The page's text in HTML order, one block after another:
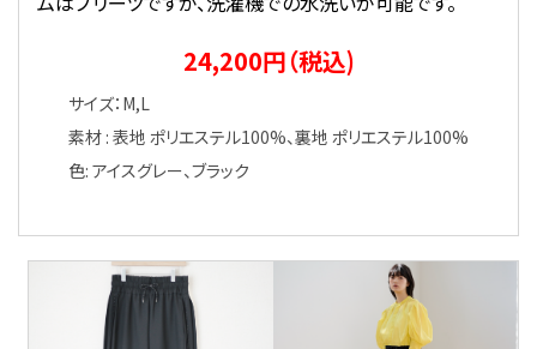
24,200円（税込)
サイズ：M,L
素材 : 表地 ポリエステル100%、裏地 ポリエステル100%
色: アイスグレー、ブラック